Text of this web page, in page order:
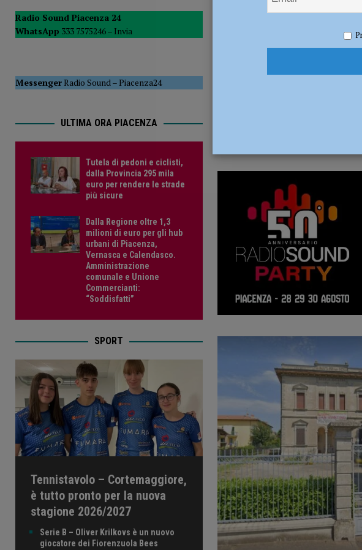
POLITICA
[ 5 Agosto 2026 ] Caldo estremo e asili nido, Tagliaferri (FdI): “Verificare subito la
Radio Sound Piacenza 24
WhatsApp 333 7575246 – Invia
MessengerRadio Sound–Piacenza24
ULTIMA ORA PIACENZA
Tutela di pedoni e ciclisti,
dalla Provincia 295 mila
euro per rendere le strade
più sicure
Dalla Regione oltre 1,3
milioni di euro per gli hub
urbani di Piacenza,
Vernasca e Calendasco.
Amministrazione
comunale e Unione
Commercianti:
“Soddisfatti”
SPORT
Tennistavolo – Cortemaggiore,
è tutto pronto per la nuova
stagione 2026/2027
Serie B – Oliver Krilkovs è un nuovo
giocatore dei Fiorenzuola Bees